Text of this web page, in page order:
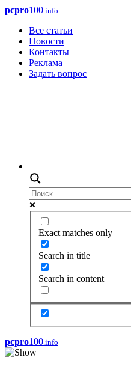
pcpro100.info
Все статьи
Новости
Контакты
Реклама
Задать вопрос
Exact matches only
Search in title
Search in content
pcpro100.info